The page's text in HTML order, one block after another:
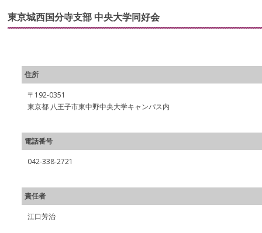
東京城西国分寺支部 中央大学同好会
住所
〒192-0351
東京都 八王子市東中野中央大学キャンパス内
電話番号
042-338-2721
責任者
江口芳治